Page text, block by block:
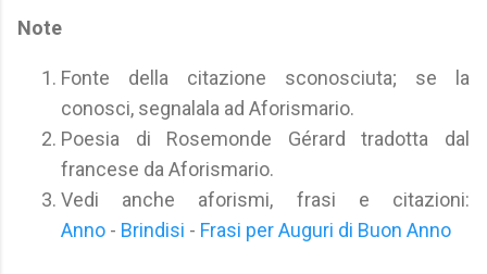
Note
Fonte della citazione sconosciuta; se la
conosci, segnalala ad Aforismario.
Poesia di Rosemonde Gérard tradotta dal
francese da Aforismario.
Vedi anche aforismi, frasi e citazioni:
Anno - Brindisi - Frasi per Auguri di Buon Anno